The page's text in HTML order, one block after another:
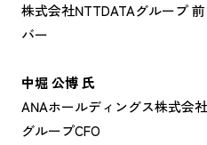
株式会社NTTDATAグループ
バー
中堀 公博 氏
ANAホールディングス株式会
グループCFO